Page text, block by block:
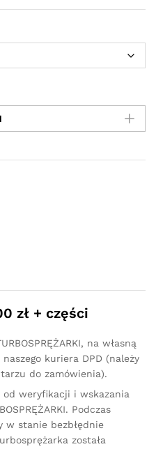
zł + części
na własną
kuriera DPD (należy
do zamówienia).
od weryfikacji i wskazania
Podczas
w stanie bezbłędnie
została